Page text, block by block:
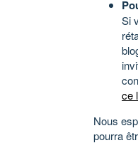
Si
ce
Nous
pourra